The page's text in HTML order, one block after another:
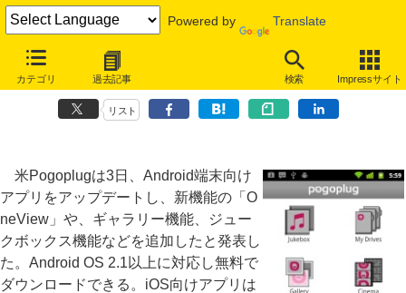
Powered by Translate
カテゴリ 過去記事 検索 Impressサイト
PogoplugがAndroidアプリをアップデート、OneViewやギャラリー機
能も
リスト
米Pogoplugは3日、Android端末向け
アプリをアップデートし、新機能の「O
neView」や、ギャラリー機能、ジュー
クボックス機能などを追加したと発表し
た。Android OS 2.1以上に対応し無料で
ダウンロードできる。iOS向けアプリは